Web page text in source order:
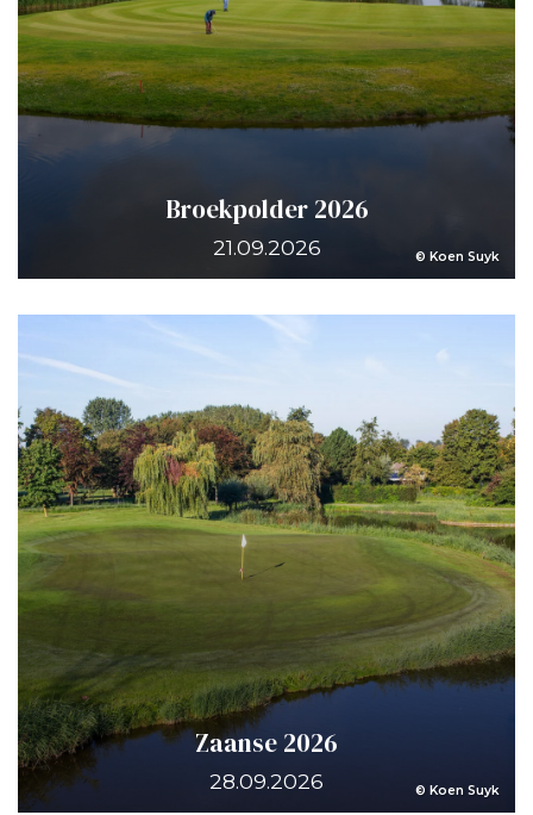
© Koen Suyk
Broekpolder 2026
21.09.2026
© Koen Suyk
Zaanse 2026
28.09.2026